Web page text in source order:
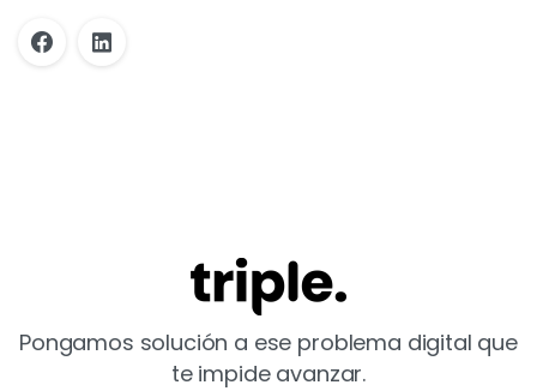
Pongamos solución a ese problema digital que
te impide avanzar.